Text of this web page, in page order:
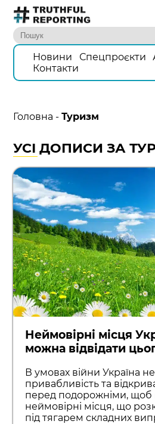
Новини Спецпроєкти
Контакти
Головна -Туризм
УСІ ДОПИСИ ЗА
Неймовірні місця
можна відвідати
В умовах війни Україна
привабливість та
перед подорожніми, щоб
неймовірні місця, що
під тягарем складних